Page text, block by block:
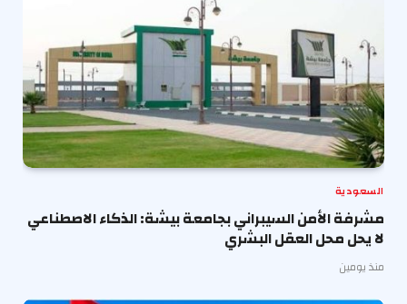
السعودية
مشرفة الأمن السيبراني بجامعة بيشة: الذكاء الاصطناعي
لا يحل محل العقل البشري
منذ يومين